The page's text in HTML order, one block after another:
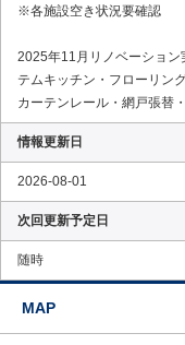
※各施設空き状況要確認
2025年11月リノベーション
テムキッチン・フローリン
カーテンレール・網戸張替
情報更新日
2026-08-01
次回更新予定日
随時
MAP